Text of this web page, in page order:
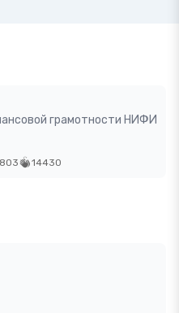
грамотности НИФИ
14430